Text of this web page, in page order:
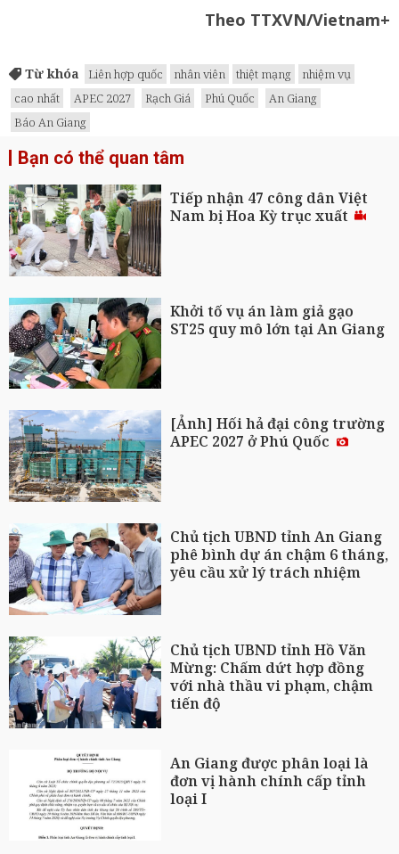
Theo TTXVN/Vietnam+
Từ khóa Liên hợp quốc nhân viên thiệt mạng
nhiệm vụ
cao nhất
APEC 2027 Rạch Giá Phú Quốc
An Giang
Báo An Giang
Bạn có thể quan tâm
Tiếp nhận 47 công dân Việt
Nam bị Hoa Kỳ trục xuất
Khởi tố vụ án làm giả gạo
ST25 quy mô lớn tại An Giang
[Ảnh] Hối hả đại công trường
APEC 2027 ở Phú Quốc
Chủ tịch UBND tỉnh An Giang
phê bình dự án chậm 6 tháng,
yêu cầu xử lý trách nhiệm
Chủ tịch UBND tỉnh Hồ Văn
Mừng: Chấm dứt hợp đồng
với nhà thầu vi phạm, chậm
tiến độ
An Giang được phân loại là
đơn vị hành chính cấp tỉnh
loại I